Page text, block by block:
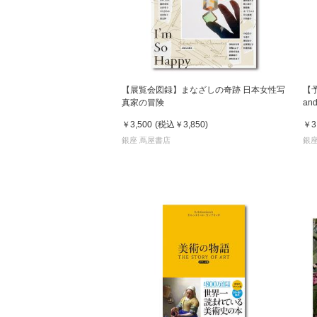
【展覧会図録】まなざしの奇跡 日本女性写
真家の冒険
￥3,500 (税込 ￥3,850)
銀座 蔦屋書店
￥
銀